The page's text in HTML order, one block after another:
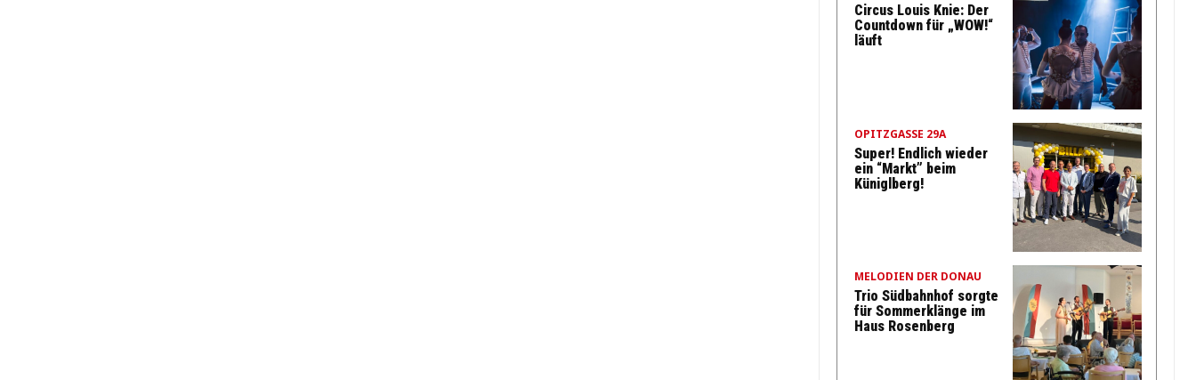
Circus Louis Knie: Der
Countdown für „WOW!“
läuft
OPITZGASSE 29A
Super! Endlich wieder
ein “Markt” beim
Küniglberg!
MELODIEN DER DONAU
Trio Südbahnhof sorgte
für Sommerklänge im
Haus Rosenberg